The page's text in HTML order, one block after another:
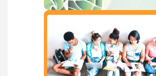
Posgrados 2022-2